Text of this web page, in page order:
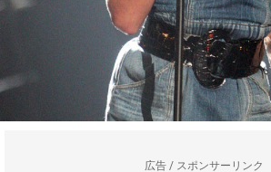
広告 / スポンサーリンク